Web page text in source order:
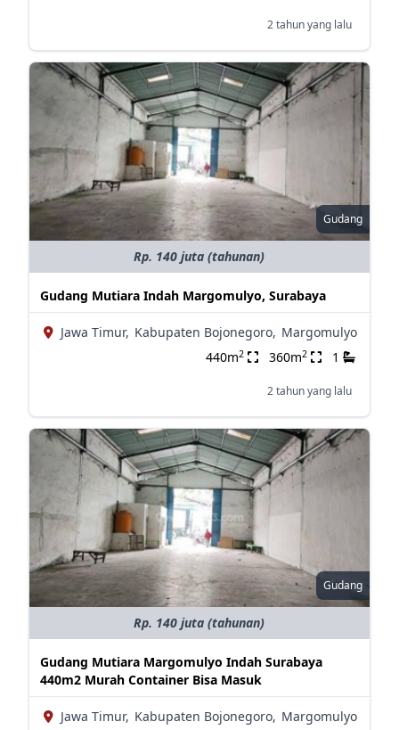
2 tahun yang lalu
Gudang
Rp. 140 juta (tahunan)
Gudang Mutiara Indah Margomulyo, Surabaya
Jawa Timur, Kabupaten Bojonegoro, Margomulyo
440m2 360m2 1
2 tahun yang lalu
Gudang
Rp. 140 juta (tahunan)
Gudang Mutiara Margomulyo Indah Surabaya
440m2 Murah Container Bisa Masuk
Jawa Timur, Kabupaten Bojonegoro, Margomulyo